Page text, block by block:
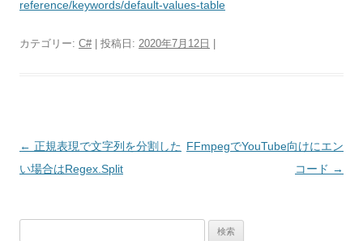
reference/keywords/default-values-table
カテゴリー: C#| 投稿日: 2020年7月12日
投
稿
← 正規表現で文字列を分割した
い場合はRegex.Split
FFmpegでYouTube向けにエン
コード →